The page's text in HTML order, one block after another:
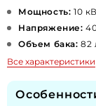
Мощность: 10
Напряжение:
Объем бака: 82
Все характеристики